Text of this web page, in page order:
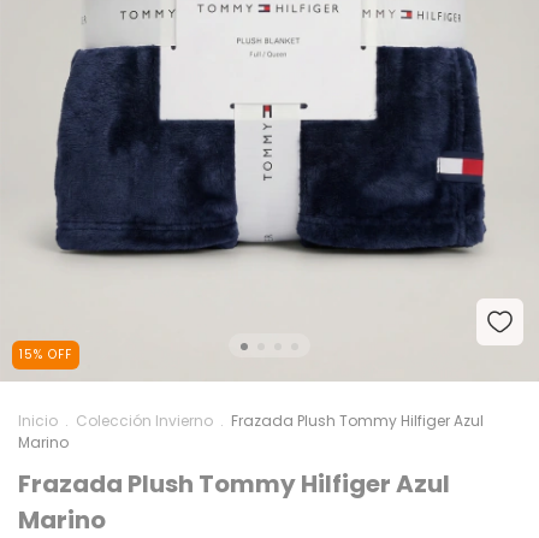
15% OFF
Inicio . Colección Invierno . Frazada Plush Tommy Hilfiger Azul
Marino
Frazada Plush Tommy Hilfiger Azul
Marino